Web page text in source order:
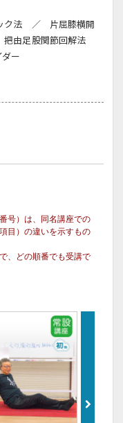
ク法 ／ 片屈膝横開
由足股関節回解法
ー
号）は、同名講座での
目）の違いを示すもの
、どの順番でも受講で